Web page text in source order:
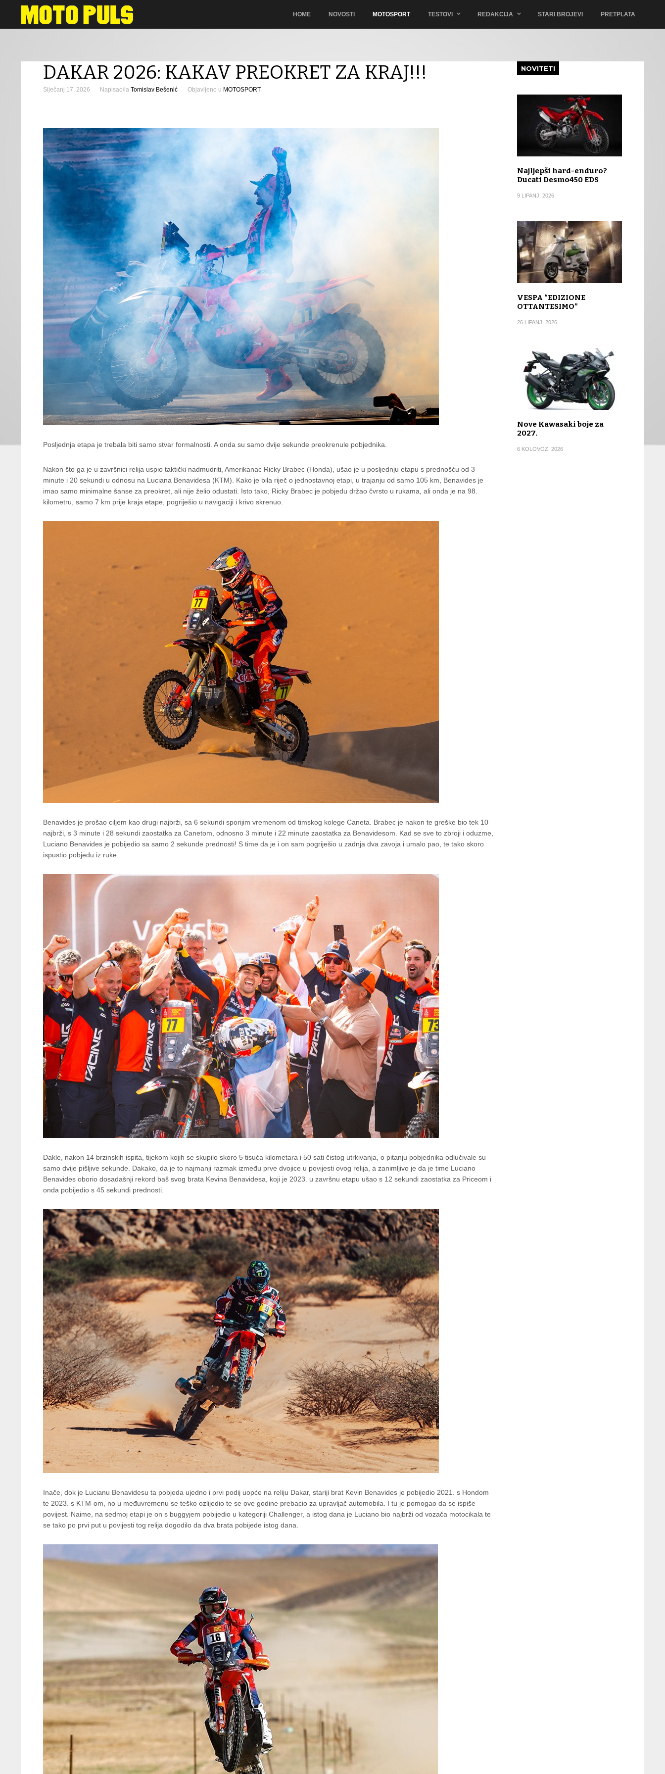
HOME NOVOSTI MOTOSPORT TESTOVI REDAKCIJA STARI BROJEVI PRETPLATA
DAKAR 2026: KAKAV PREOKRET ZA KRAJ!!!
Siječanj 17, 2026 Napisao/la Tomislav Bešenić Objavljeno u MOTOSPORT
Posljednja etapa je trebala biti samo stvar formalnosti. A onda su samo dvije sekunde preokrenule pobjednika.
Nakon što ga je u završnici relija uspio taktički nadmudriti, Amerikanac Ricky Brabec (Honda), ušao je u posljednju etapu s prednošću od 3
minute i 20 sekundi u odnosu na Luciana Benavidesa (KTM). Kako je bila riječ o jednostavnoj etapi, u trajanju od samo 105 km, Benavides je
imao samo minimalne šanse za preokret, ali nije želio odustati. Isto tako, Ricky Brabec je pobjedu držao čvrsto u rukama, ali onda je na 98.
kilometru, samo 7 km prije kraja etape, pogriješio u navigaciji i krivo skrenuo.
Benavides je prošao ciljem kao drugi najbrži, sa 6 sekundi sporijim vremenom od timskog kolege Caneta. Brabec je nakon te greške bio tek 10
najbrži, s 3 minute i 28 sekundi zaostatka za Canetom, odnosno 3 minute i 22 minute zaostatka za Benavidesom. Kad se sve to zbroji i oduzme,
Luciano Benavides je pobijedio sa samo 2 sekunde prednosti! S time da je i on sam pogriješio u zadnja dva zavoja i umalo pao, te tako skoro
ispustio pobjedu iz ruke.
Dakle, nakon 14 brzinskih ispita, tijekom kojih se skupilo skoro 5 tisuća kilometara i 50 sati čistog utrkivanja, o pitanju pobjednika odlučivale su
samo dvije pišljive sekunde. Dakako, da je to najmanji razmak između prve dvojice u povijesti ovog relija, a zanimljivo je da je time Luciano
Benavides oborio dosadašnji rekord baš svog brata Kevina Benavidesa, koji je 2023. u završnu etapu ušao s 12 sekundi zaostatka za Priceom i
onda pobijedio s 45 sekundi prednosti.
Inače, dok je Lucianu Benavidesu ta pobjeda ujedno i prvi podij uopće na reliju Dakar, stariji brat Kevin Benavides je pobijedio 2021. s Hondom
te 2023. s KTM-om, no u međuvremenu se teško ozlijedio te se ove godine prebacio za upravljač automobila. I tu je pomogao da se ispiše
povijest. Naime, na sedmoj etapi je on s buggyjem pobijedio u kategoriji Challenger, a istog dana je Luciano bio najbrži od vozača motocikala te
se tako po prvi put u povijesti tog relija dogodilo da dva brata pobijede istog dana.
NOVITETI
Najljepši hard-enduro?
Ducati Desmo450 EDS
9 LIPANJ, 2026
VESPA “EDIZIONE
OTTANTESIMO”
26 LIPANJ, 2026
Nove Kawasaki boje za
2027.
6 KOLOVOZ, 2026